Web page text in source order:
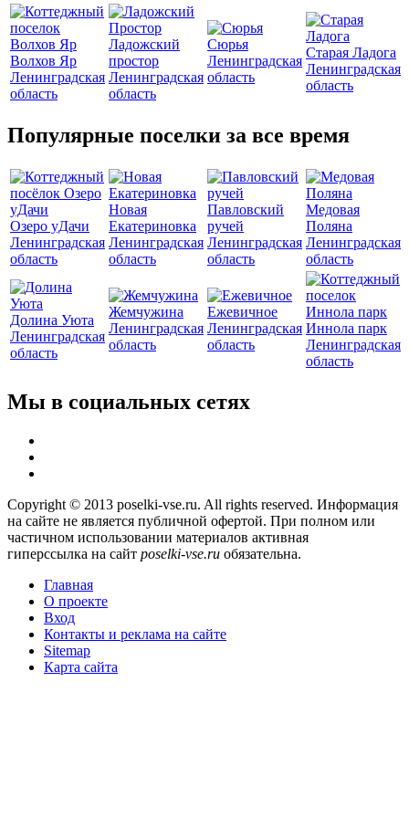
Волхов Яр
Ленинградская
область
Ладожский
простор
Ленинградская
область
Сюрья
Ленинградская
область
Старая Ладога
Ленинградская
область
Популярные поселки за все время
Озеро уДачи
Ленинградская
область
Новая
Екатериновка
Ленинградская
область
Павловский
ручей
Ленинградская
область
Медовая
Поляна
Ленинградская
область
Долина Уюта
Ленинградская
область
Жемчужина
Ленинградская
область
Ежевичное
Ленинградская
область
Иннола парк
Ленинградская
область
Мы в социальных сетях
Copyright © 2013 poselki-vse.ru. All rights reserved. Информация
на сайте не является публичной офертой. При полном или
частичном использовании материалов активная
гиперссылка на сайт poselki-vse.ru​ обязательна.
Главная
О проекте
Вход
Контакты и реклама на сайте
Sitemap
Карта сайта